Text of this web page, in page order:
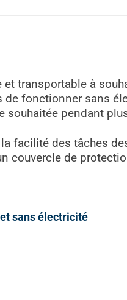
transportable à
de fonctionner sans
pendant
facilité des tâches
couvercle de
sans électricité